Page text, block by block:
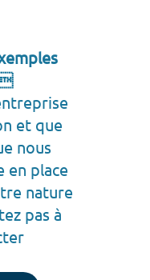
et que
nous
place
nature
pas à